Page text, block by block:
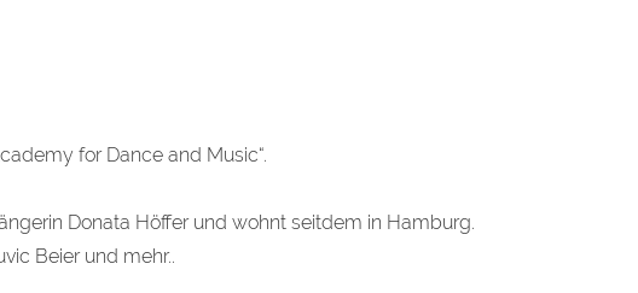
for Dance and Music“.
Donata Höffer und wohnt seitdem in Hamburg.
Beier und mehr..